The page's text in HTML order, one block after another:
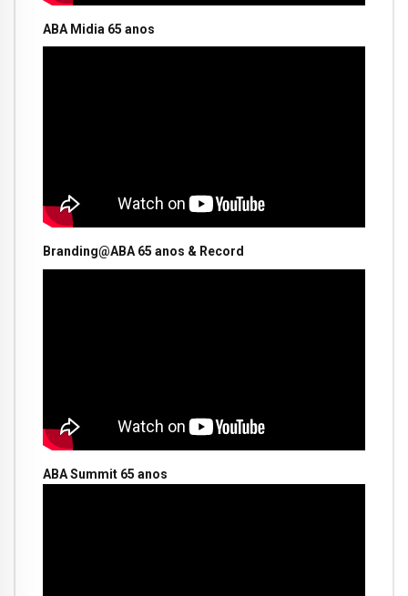
ABA Midia 65 anos
Branding@ABA 65 anos & Record
ABA Summit 65 anos